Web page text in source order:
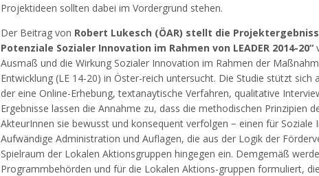
Projektideen sollten dabei im Vordergrund stehen.
Der Beitrag von Robert Lukesch (ÖAR) stellt die
Potenziale Sozialer Innovation im Rahmen von LEADER 2014-20“
Ausmaß und die Wirkung Sozialer Innovation im Rahmen der
Entwicklung (LE 14-20) in Öster-reich untersucht. Die Studie stützt
der eine Online-Erhebung, textanaytische Verfahren, qualitative
Ergebnisse lassen die Annahme zu, dass die methodischen Prinzipien
AkteurInnen sie bewusst und konsequent verfolgen − einen für
Aufwändige Administration und Auflagen, die aus der Logik der
Spielraum der Lokalen Aktionsgruppen hingegen ein. Demgemäß
Programmbehörden und für die Lokalen Aktions-gruppen formuliert,